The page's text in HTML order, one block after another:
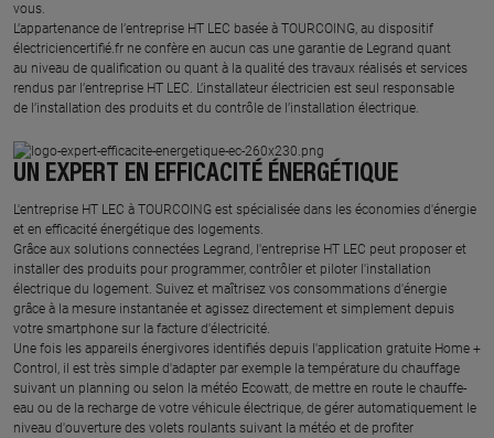
vous.​
L’appartenance de l’entreprise HT LEC basée à TOURCOING, au dispositif
électriciencertifié.fr ne confère en aucun cas une garantie de Legrand quant
au niveau de qualification ou quant à la qualité des travaux réalisés et services
rendus par l’entreprise HT LEC. L’installateur électricien est seul responsable
de l’installation des produits et du contrôle de l’installation électrique.
UN EXPERT EN EFFICACITÉ ÉNERGÉTIQUE
L'entreprise HT LEC à TOURCOING est spécialisée dans les économies d'énergie
et en efficacité énergétique des logements.
Grâce aux solutions connectées Legrand, l'entreprise HT LEC peut proposer et
installer des produits pour programmer, contrôler et piloter l'installation
électrique du logement. Suivez et maîtrisez vos consommations d'énergie
grâce à la mesure instantanée et agissez directement et simplement depuis
votre smartphone sur la facture d'électricité.
Une fois les appareils énergivores identifiés depuis l'application gratuite Home +
Control, il est très simple d'adapter par exemple la température du chauffage
suivant un planning ou selon la météo Ecowatt, de mettre en route le chauffe-
eau ou de la recharge de votre véhicule électrique, de gérer automatiquement le
niveau d'ouverture des volets roulants suivant la météo et de profiter